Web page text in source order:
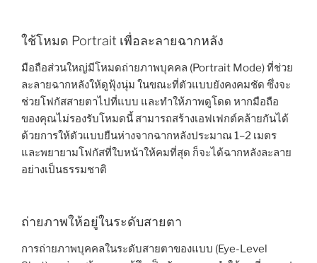
ใช้โหมด Portrait เพื่อละลายฉากหลัง
มือถือส่วนใหญ่มีโหมดถ่ายภาพบุคคล (Portrait Mode) ที่ช่วย
ละลายฉากหลังให้ดูฟุ้งนุ่ม ในขณะที่ตัวแบบยังคงคมชัด ซึ่งจะ
ช่วยโฟกัสสายตาไปที่แบบ และทำให้ภาพดูโดด หากมือถือ
ของคุณไม่รองรับโหมดนี้ สามารถสร้างเอฟเฟกต์คล้ายกันได้
ด้วยการให้ตัวแบบยืนห่างจากฉากหลังประมาณ 1–2 เมตร
และพยายามโฟกัสที่ใบหน้าให้คมที่สุด ก็จะได้ฉากหลังละลาย
อย่างเป็นธรรมชาติ
ถ่ายภาพให้อยู่ในระดับสายตา
การถ่ายภาพบุคคลในระดับสายตาของแบบ (Eye-Level